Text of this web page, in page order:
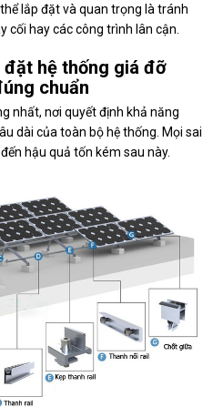
lắp đặt và quan trọng là tránh
cối hay các công trình lân cận.
đặt hệ thống giá đỡ
chuẩn
nhất, nơi quyết định khả năng
dài của toàn bộ hệ thống. Mọi sai
hậu quả tốn kém sau này.